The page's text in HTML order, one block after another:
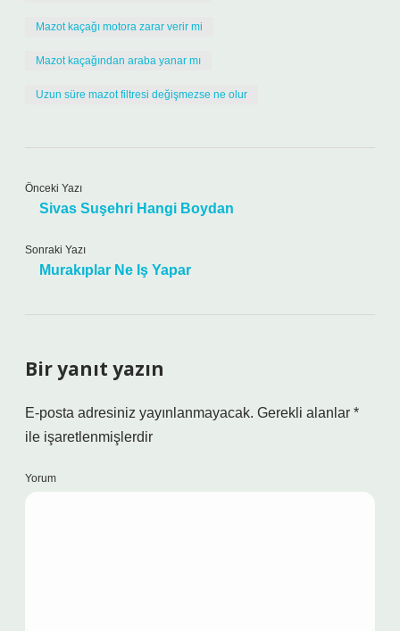
Mazot kaçağı motora zarar verir mi
Mazot kaçağından araba yanar mı
Uzun süre mazot filtresi değişmezse ne olur
Önceki Yazı
Sivas Suşehri Hangi Boydan
Sonraki Yazı
Murakıplar Ne Iş Yapar
Bir yanıt yazın
E-posta adresiniz yayınlanmayacak. Gerekli alanlar *
ile işaretlenmişlerdir
Yorum